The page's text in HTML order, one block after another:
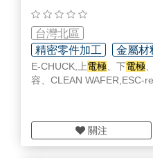
台灣北區
精密零件加工
金屬材
E-CHUCK,上電極、下電極
容、CLEAN WAFER,ESC-
關注